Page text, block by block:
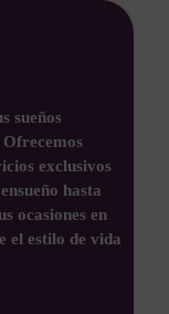
villas de
turístico
a tus invitados
lifestyle,
Como
momentos